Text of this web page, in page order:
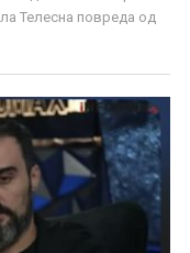
Телесна повреда од